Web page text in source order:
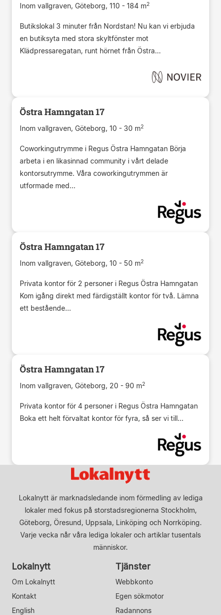
Inom vallgraven, Göteborg, 110 - 184 m2
Butikslokal 3 minuter från Nordstan! Nu kan vi erbjuda
en butiksyta med stora skyltfönster mot
Klädpressaregatan, runt hörnet från Östra...
Östra Hamngatan 17
Inom vallgraven, Göteborg, 10 - 30 m2
Coworkingutrymme i Regus Östra Hamngatan Börja
arbeta i en likasinnad community i vårt delade
kontorsutrymme. Våra coworkingutrymmen är
utformade med...
Östra Hamngatan 17
Inom vallgraven, Göteborg, 10 - 50 m2
Privata kontor för 2 personer i Regus Östra Hamngatan
Kom igång direkt med färdigställt kontor för två. Lämna
ett bestående...
Östra Hamngatan 17
Inom vallgraven, Göteborg, 20 - 90 m2
Privata kontor för 4 personer i Regus Östra Hamngatan
Boka ett helt förvaltat kontor för fyra, så ser vi till...
Lokalnytt är marknadsledande inom förmedling av lediga
lokaler med fokus på storstadsregionerna Stockholm,
Göteborg, Öresund, Uppsala, Linköping och Norrköping.
Varje vecka når våra lediga lokaler och artiklar tusentals
människor.
Lokalnytt
Om Lokalnytt
Kontakt
English
Tjänster
Webbkonto
Egen sökmotor
Radannons